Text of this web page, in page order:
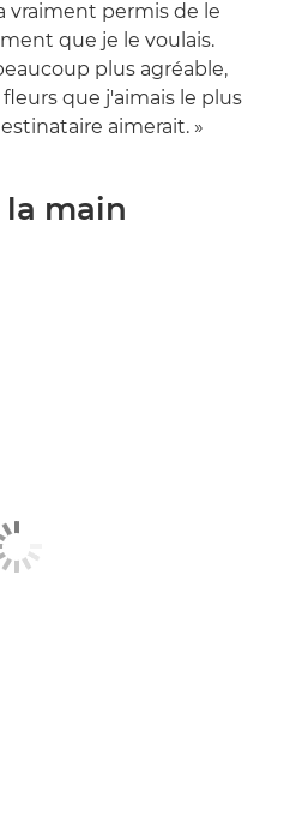
vraiment permis de le
que je le voulais.
plus agréable,
que j'aimais le plus
aimerait. »
la main